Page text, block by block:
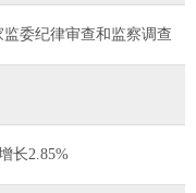
委纪律审查和监察调查
长2.85%